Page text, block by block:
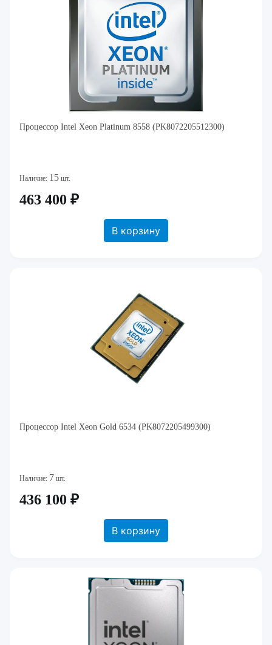
Процессор Intel Xeon Platinum 8558 (PK8072205512300)
Наличие: 15 шт.
463 400 ₽
В корзину
Процессор Intel Xeon Gold 6534 (PK8072205499300)
Наличие: 7 шт.
436 100 ₽
В корзину